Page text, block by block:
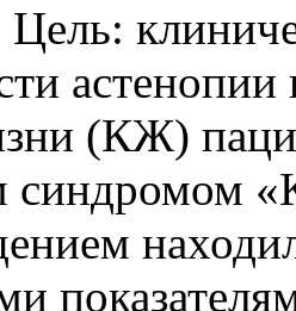
(КЖ)
синдромом